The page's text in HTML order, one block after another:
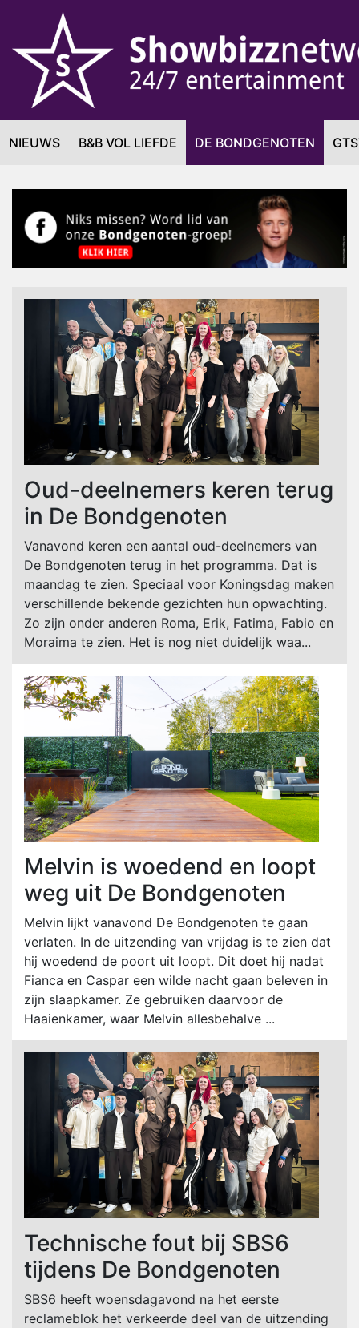
NIEUWS B&B VOL LIEFDE DE BONDGENOTEN
Oud-deelnemers keren terug
in De Bondgenoten
Vanavond keren een aantal oud-deelnemers van
De Bondgenoten terug in het programma. Dat is
maandag te zien. Speciaal voor Koningsdag maken
verschillende bekende gezichten hun opwachting.
Zo zijn onder anderen Roma, Erik, Fatima, Fabio en
Moraima te zien. Het is nog niet duidelijk waa...
Melvin is woedend en loopt
weg uit De Bondgenoten
Melvin lijkt vanavond De Bondgenoten te gaan
verlaten. In de uitzending van vrijdag is te zien dat
hij woedend de poort uit loopt. Dit doet hij nadat
Fianca en Caspar een wilde nacht gaan beleven in
zijn slaapkamer. Ze gebruiken daarvoor de
Haaienkamer, waar Melvin allesbehalve ...
Technische fout bij SBS6
tijdens De Bondgenoten
SBS6 heeft woensdagavond na het eerste
reclameblok het verkeerde deel van de uitzending